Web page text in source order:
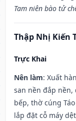
Tam niên bào tử
Thập Nhị Kiến
Trực Khai
Nên làm: Xuất
san nền đắp nền,
bếp, thờ cúng
lắp đặt cỗ máy